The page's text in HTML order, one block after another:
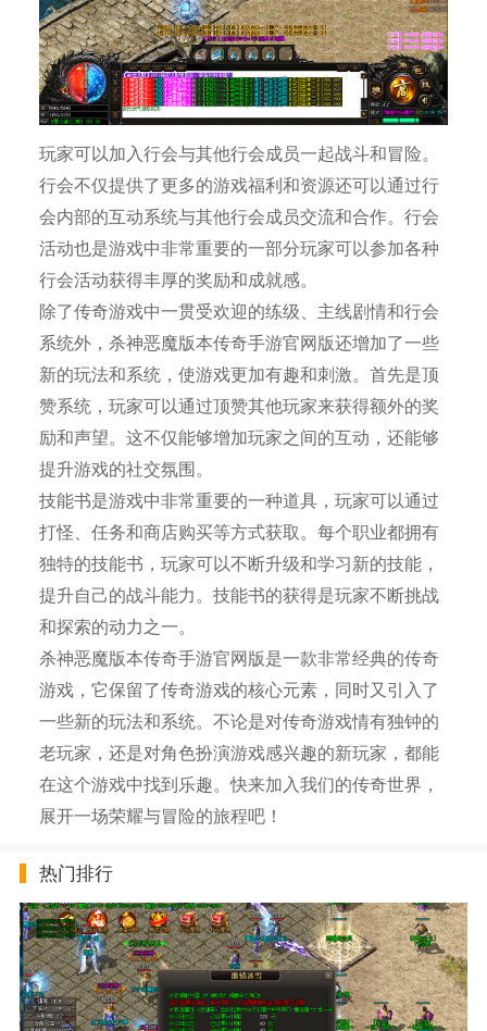
玩家可以加入行会与其他行会成员一起战斗和冒险。
行会不仅提供了更多的游戏福利和资源还可以通过行
会内部的互动系统与其他行会成员交流和合作。行会
活动也是游戏中非常重要的一部分玩家可以参加各种
行会活动获得丰厚的奖励和成就感。
除了传奇游戏中一贯受欢迎的练级、主线剧情和行会
系统外，杀神恶魔版本传奇手游官网版还增加了一些
新的玩法和系统，使游戏更加有趣和刺激。首先是顶
赞系统，玩家可以通过顶赞其他玩家来获得额外的奖
励和声望。这不仅能够增加玩家之间的互动，还能够
提升游戏的社交氛围。
技能书是游戏中非常重要的一种道具，玩家可以通过
打怪、任务和商店购买等方式获取。每个职业都拥有
独特的技能书，玩家可以不断升级和学习新的技能，
提升自己的战斗能力。技能书的获得是玩家不断挑战
和探索的动力之一。
杀神恶魔版本传奇手游官网版是一款非常经典的传奇
游戏，它保留了传奇游戏的核心元素，同时又引入了
一些新的玩法和系统。不论是对传奇游戏情有独钟的
老玩家，还是对角色扮演游戏感兴趣的新玩家，都能
在这个游戏中找到乐趣。快来加入我们的传奇世界，
展开一场荣耀与冒险的旅程吧！
热门排行